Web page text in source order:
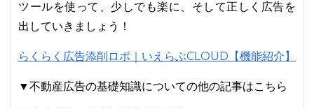
ツールを使って、少しでも楽に、そして正しく広告を
出していきましょう！
らくらく広告添削ロボ｜いえらぶCLOUD【機能紹介】
▼不動産広告の基礎知識についての他の記事はこちら